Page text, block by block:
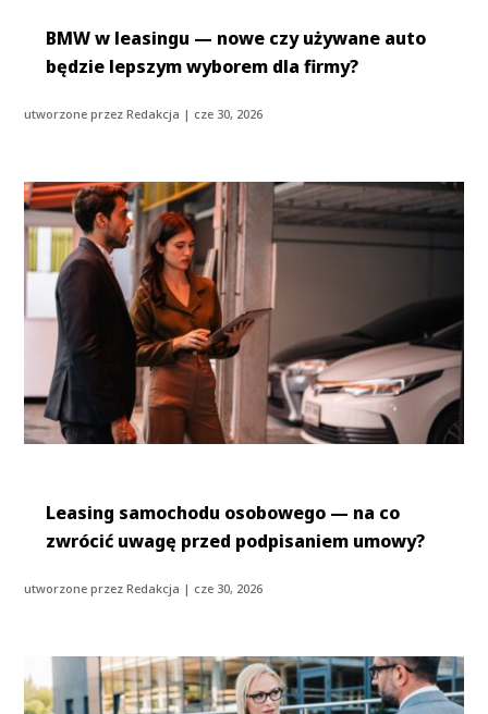
BMW w leasingu — nowe czy używane auto
będzie lepszym wyborem dla firmy?
utworzone przezRedakcja | cze 30, 2026
Leasing samochodu osobowego — na co
zwrócić uwagę przed podpisaniem umowy?
utworzone przezRedakcja | cze 30, 2026